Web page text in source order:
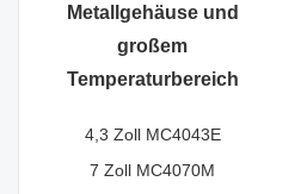
Metallgehäuse und
großem
Temperaturbereich
4,3 Zoll MC4043E
7 Zoll MC4070M